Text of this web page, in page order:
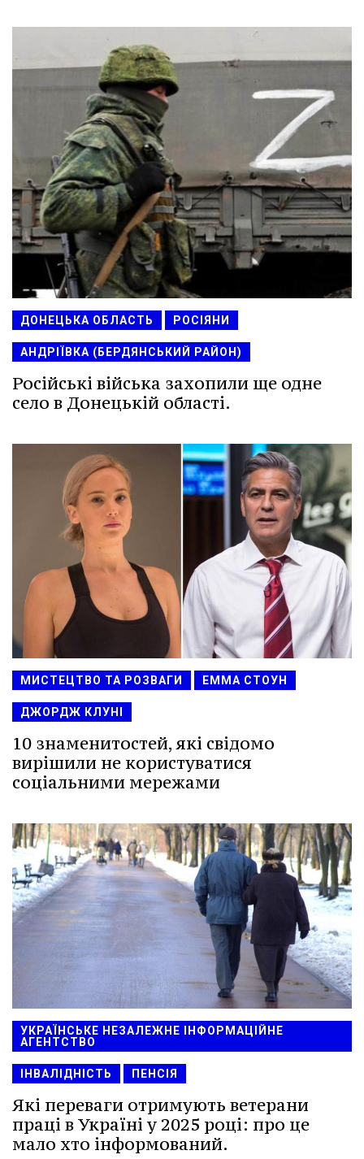
ДОНЕЦЬКА ОБЛАСТЬ РОСІЯНИ
АНДРІЇВКА (БЕРДЯНСЬКИЙ РАЙОН)
Російські війська захопили ще одне
село в Донецькій області.
МИСТЕЦТВО ТА РОЗВАГИ ЕММА СТОУН
ДЖОРДЖ КЛУНІ
10 знаменитостей, які свідомо
вирішили не користуватися
соціальними мережами
УКРАЇНСЬКЕ НЕЗАЛЕЖНЕ ІНФОРМАЦІЙНЕ
АГЕНТСТВО
ІНВАЛІДНІСТЬ ПЕНСІЯ
Які переваги отримують ветерани
праці в Україні у 2025 році: про це
мало хто інформований.